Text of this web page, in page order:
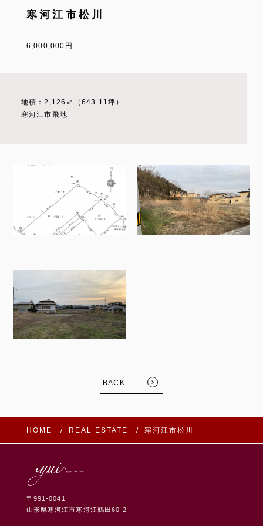
寒河江市松川
6,000,000円
地積：2,126㎡（643.11坪）
寒河江市飛地
BACK
HOME REAL ESTATE 寒河江市松川
〒991-0041
山形県寒河江市寒河江鶴田60-2